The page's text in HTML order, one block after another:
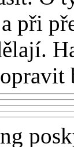
při